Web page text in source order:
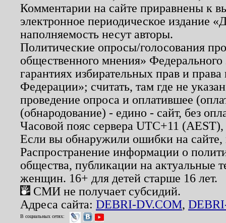
Комментарии на сайте приравнены к
электронное периодическое издание
наполняемость несут авторы.
Политические опросы/голосования
общественного мнения»
гарантиях избирательных прав и
Федерации»; считать, там где не
проведение опроса и оплатившее
(обнародование) - едино - сайт, без
Часовой пояс сервера UTC+11
Если вы обнаружили ошибки на
Распространение информации о
общества, публикации на актуальные
женщин. 16+ для детей старше 16 лет.
СМИ не получает субсидий.
Адреса сайта: DEBRI-DV.COM,
В социальных сетях: